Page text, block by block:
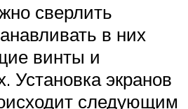
сверлить
в них
винты и
Установка экранов
следующим